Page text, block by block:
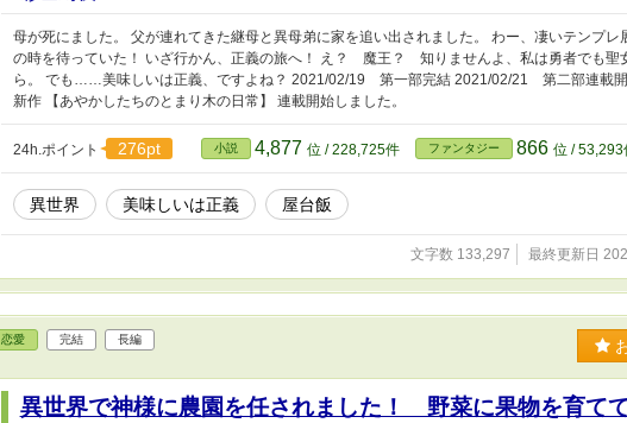
母が死にました。 父が連れてきた継母と異母弟に家を追い出されました。 わー、凄いテンプレ
の時を待っていた！ いざ行かん、正義の旅へ！ え？ 魔王？ 知りませんよ、私は勇者でも聖
ら。 でも……美味しいは正義、ですよね？ 2021/02/19 第一部完結 2021/02/21 第二部連載
新作 【あやかしたちのとまり木の日常】 連載開始しました。
24h.ポイント 276pt 小説 4,877 位 / 228,725件 ファンタジー 866 位 / 53,293
異世界 美味しいは正義 屋台飯
文字数 133,297 最終更新日
恋愛 完結 長編
異世界で神様に農園を任されました！ 野菜に果物を育て